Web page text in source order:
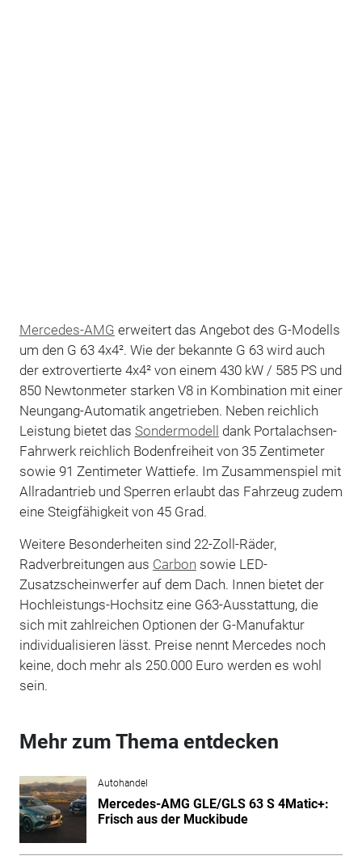
Mercedes-AMG erweitert das Angebot des G-Modells
um den G 63 4x4². Wie der bekannte G 63 wird auch
der extrovertierte 4x4² von einem 430 kW / 585 PS und
850 Newtonmeter starken V8 in Kombination mit einer
Neungang-Automatik angetrieben. Neben reichlich
Leistung bietet das Sondermodell dank Portalachsen-
Fahrwerk reichlich Bodenfreiheit von 35 Zentimeter
sowie 91 Zentimeter Wattiefe. Im Zusammenspiel mit
Allradantrieb und Sperren erlaubt das Fahrzeug zudem
eine Steigfähigkeit von 45 Grad.
Weitere Besonderheiten sind 22-Zoll-Räder,
Radverbreitungen aus Carbon sowie LED-
Zusatzscheinwerfer auf dem Dach. Innen bietet der
Hochleistungs-Hochsitz eine G63-Ausstattung, die
sich mit zahlreichen Optionen der G-Manufaktur
individualisieren lässt. Preise nennt Mercedes noch
keine, doch mehr als 250.000 Euro werden es wohl
sein.
Mehr zum Thema entdecken
Autohandel
Mercedes-AMG GLE/GLS 63 S 4Matic+:
Frisch aus der Muckibude